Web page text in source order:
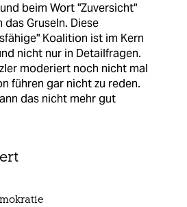
beim Wort "Zuversicht"
das Gruseln. Diese
Koalition ist im Kern
nicht nur in Detailfragen.
moderiert noch nicht mal
führen gar nicht zu reden.
das nicht mehr gut